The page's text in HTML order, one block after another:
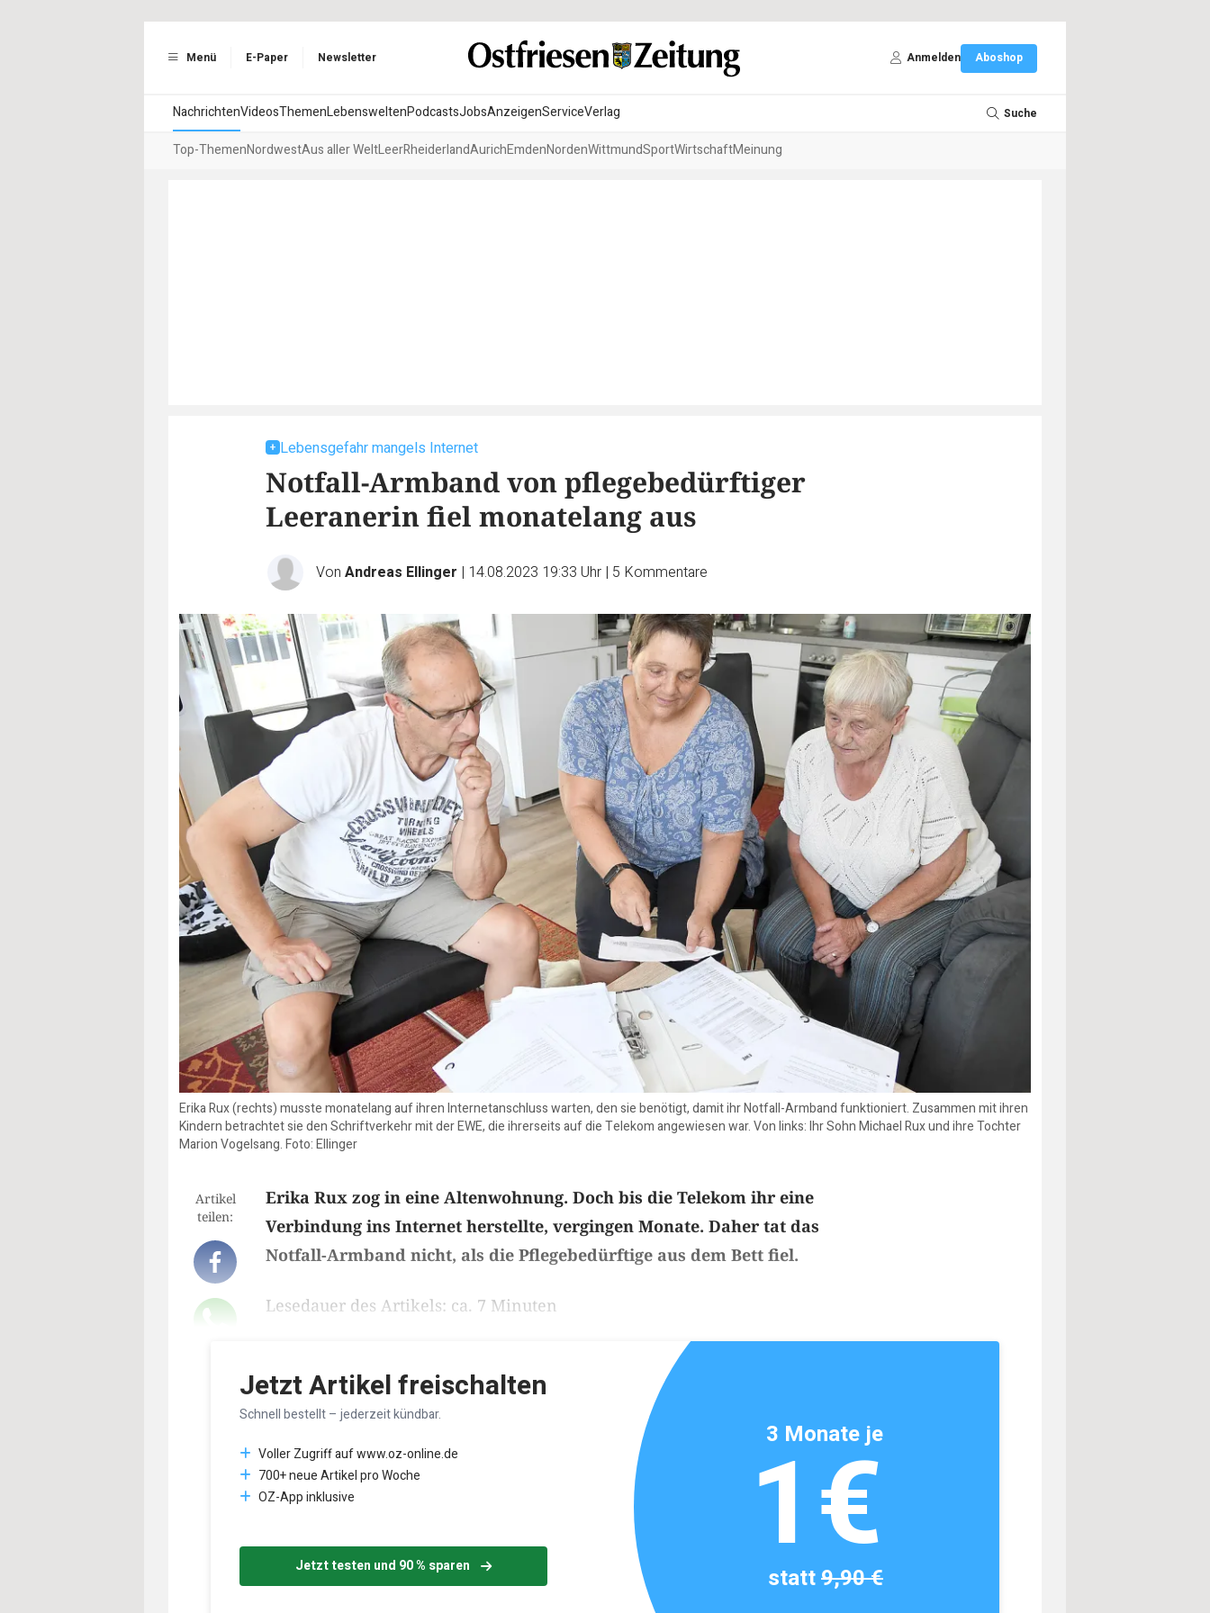
Menü E-Paper Newsletter Anmelden Aboshop
NachrichtenVideosThemenLebensweltenPodcastsJobsAnzeigenServiceVerlag Suche
Top-ThemenNordwestAus aller WeltLeerRheiderlandAurichEmdenNordenWittmundSportWirtschaftMeinung
Lebensgefahr mangels Internet
Notfall-Armband von pflegebedürftiger
Leeranerin fiel monatelang aus
Von Andreas Ellinger | 14.08.2023 19:33 Uhr | 5 Kommentare
Erika Rux (rechts) musste monatelang auf ihren Internetanschluss warten, den sie benötigt, damit ihr Notfall-Armband funktioniert. Zusammen mit ihren
Kindern betrachtet sie den Schriftverkehr mit der EWE, die ihrerseits auf die Telekom angewiesen war. Von links: Ihr Sohn Michael Rux und ihre Tochter
Marion Vogelsang. Foto: Ellinger
Artikel
teilen:
Erika Rux zog in eine Altenwohnung. Doch bis die Telekom ihr eine
Verbindung ins Internet herstellte, vergingen Monate. Daher tat das
Notfall-Armband nicht, als die Pflegebedürftige aus dem Bett fiel.
Lesedauer des Artikels: ca. 7 Minuten
Jetzt Artikel freischalten
Schnell bestellt – jederzeit kündbar.
Voller Zugriff auf www.oz-online.de
700+ neue Artikel pro Woche
OZ-App inklusive
Jetzt testen und 90 % sparen
3 Monate je
1€
statt9,90 €